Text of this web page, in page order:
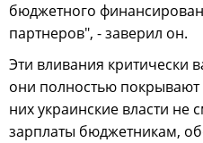
бюджетного
партнеров", - заверил он.
Эти вливания критически
они полностью
них украинские власти не
зарплаты бюджетникам,